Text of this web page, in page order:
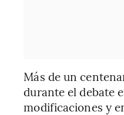
Más de un
durante el debate
modificaciones y